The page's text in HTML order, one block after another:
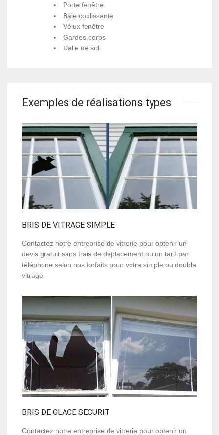
Porte fenêtre
Baie coulissante
Vélux fenêtre
Gardes-corps
Dalle de sol
Exemples de réalisations types
BRIS DE VITRAGE SIMPLE
Contactez notre entreprise de vitrerie pour obtenir un
devis gratuit sans frais de déplacement ou un tarif par
téléphone selon nos forfaits pour votre simple ou double
vitrage.
BRIS DE GLACE SECURIT
Contactez notre entreprise de vitrerie pour obtenir un